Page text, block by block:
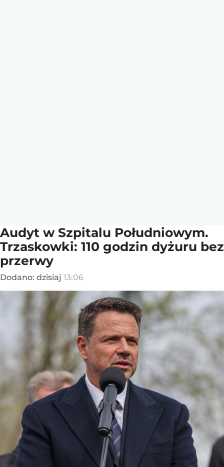
Audyt w Szpitalu Południowym.
Trzaskowki: 110 godzin dyżuru bez
przerwy
Dodano: dzisiaj 13:06